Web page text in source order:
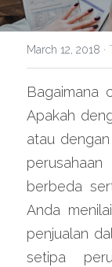
March 12, 2018 ·
Bagaimana
Apakah
atau
berbeda
Anda
penjualan
setipa